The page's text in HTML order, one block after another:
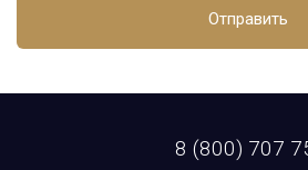
Отправить
8 (800) 707